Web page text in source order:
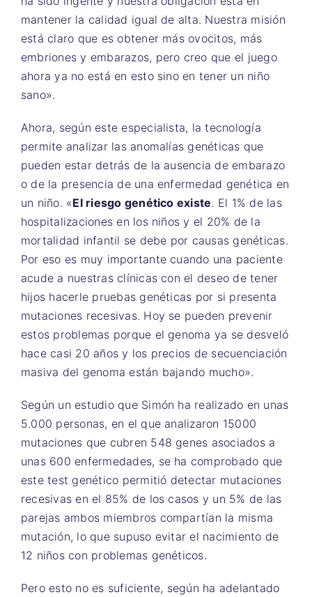
mantener la calidad igual de alta. Nuestra misión
está claro que es obtener más ovocitos, más
embriones y embarazos, pero creo que el juego
ahora ya no está en esto sino en tener un niño
sano».
Ahora, según este especialista, la tecnología
permite analizar las anomalías genéticas que
pueden estar detrás de la ausencia de embarazo
o de la presencia de una enfermedad genética en
un niño. «El riesgo genético existe. El 1% de las
hospitalizaciones en los niños y el 20% de la
mortalidad infantil se debe por causas genéticas.
Por eso es muy importante cuando una paciente
acude a nuestras clínicas con el deseo de tener
hijos hacerle pruebas genéticas por si presenta
mutaciones recesivas. Hoy se pueden prevenir
estos problemas porque el genoma ya se desveló
hace casi 20 años y los precios de secuenciación
masiva del genoma están bajando mucho».
Según un estudio que Simón ha realizado en unas
5.000 personas, en el que analizaron 15000
mutaciones que cubren 548 genes asociados a
unas 600 enfermedades, se ha comprobado que
este test genético permitió detectar mutaciones
recesivas en el 85% de los casos y un 5% de las
parejas ambos miembros compartían la misma
mutación, lo que supuso evitar el nacimiento de
12 niños con problemas genéticos.
Pero esto no es suficiente, según ha adelantado